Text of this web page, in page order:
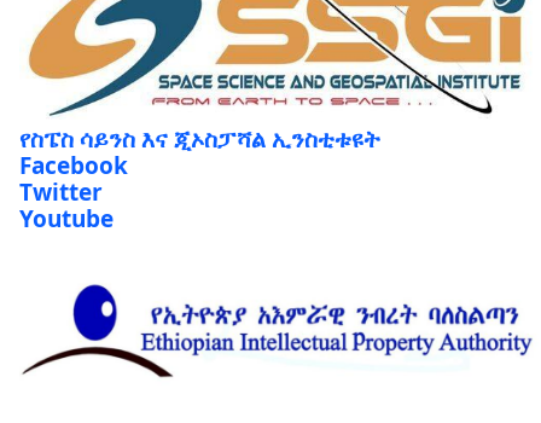
የስፔስ ሳይንስ እና ጂኦስፓሻል ኢንስቲቱዩት
Facebook
Twitter
Youtube